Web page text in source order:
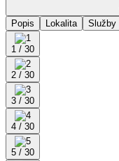
Popis
Lokalita Služby
1 / 30
2 / 30
3 / 30
4 / 30
5 / 30